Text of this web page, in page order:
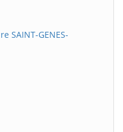
SAINT-GENES-